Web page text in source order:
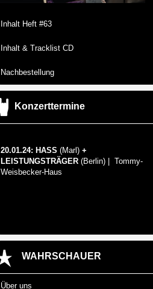
Inhalt Heft #63
Inhalt & Tracklist CD
Nachbestellung
Konzerttermine
20.01.24: HASS (Marl) +
LEISTUNGSTRÄGER (Berlin) | Tommy-
Weisbecker-Haus
WAHRSCHAUER
Über uns